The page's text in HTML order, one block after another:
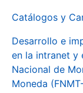
Catálogos y
Desarrollo e
en la intranet y
Nacional de
Moneda